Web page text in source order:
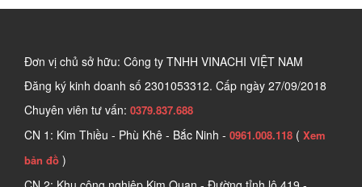
Đơn vị chủ sở hữu: Công ty TNHH VINACHI VIỆT NAM
Đăng ký kinh doanh số 2301053312. Cấp ngày 27/09/2018
Chuyên viên tư vấn: 0379.837.688
CN 1: Kim Thiều - Phù Khê - Bắc Ninh - 0961.008.118 ( Xem
bản đồ )